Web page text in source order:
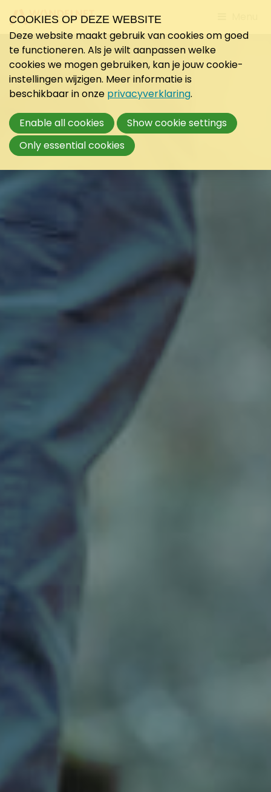
to
COOKIES OP DEZE WEBSITE
Deze website maakt gebruik van cookies om goed
te functioneren. Als je wilt aanpassen welke
cookies we mogen gebruiken, kan je jouw cookie-
instellingen wijzigen. Meer informatie is
beschikbaar in onze privacyverklaring.
Enable all cookies
Show cookie settings
Only essential cookies